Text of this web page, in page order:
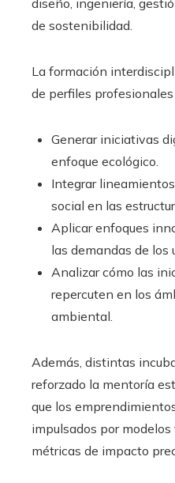
de sostenibilidad.
La formación
de perfiles profesionales
Generar iniciativas
enfoque ecológico.
Integrar
social en las
Aplicar enfoques
las demandas de los
Analizar cómo las
repercuten en los
ambiental.
Además, distintas
reforzado la mentoría
que los
impulsados por
métricas de impacto